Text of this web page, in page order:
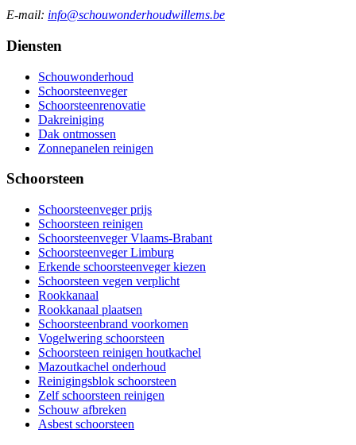
E-mail: info@schouwonderhoudwillems.be
Diensten
Schouwonderhoud
Schoorsteenveger
Schoorsteenrenovatie
Dakreiniging
Dak ontmossen
Zonnepanelen reinigen
Schoorsteen
Schoorsteenveger prijs
Schoorsteen reinigen
Schoorsteenveger Vlaams-Brabant
Schoorsteenveger Limburg
Erkende schoorsteenveger kiezen
Schoorsteen vegen verplicht
Rookkanaal
Rookkanaal plaatsen
Schoorsteenbrand voorkomen
Vogelwering schoorsteen
Schoorsteen reinigen houtkachel
Mazoutkachel onderhoud
Reinigingsblok schoorsteen
Zelf schoorsteen reinigen
Schouw afbreken
Asbest schoorsteen